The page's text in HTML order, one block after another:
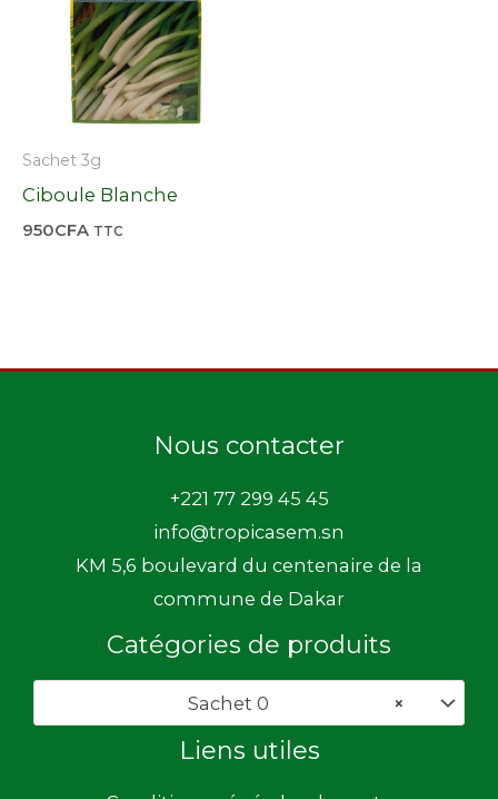
Sachet 3g
Ciboule Blanche
950CFA TTC
Nous contacter
+221 77 299 45 45
info@tropicasem.sn
KM 5,6 boulevard du centenaire de la
commune de Dakar
Catégories de produits
×
Sachet 0
Liens utiles